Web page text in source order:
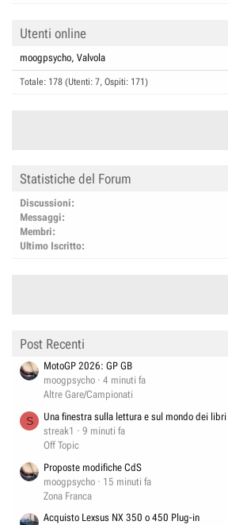
Utenti online
moogpsycho Valvola
Totale: 178 (Utenti: 7, Ospiti: 171)
Statistiche del Forum
Discussioni
Messaggi
Membri
Ultimo Iscritto
Post Recenti
MotoGP 2026: GP GB
moogpsycho
4 minuti fa
Altre Gare/Campionati
S
Una finestra sulla lettura e sul mondo dei libri
streak1
9 minuti fa
Off Topic
Proposte modifiche CdS
moogpsycho
15 minuti fa
Zona Franca
Acquisto Lexsus NX 350 o 450 Plug-in